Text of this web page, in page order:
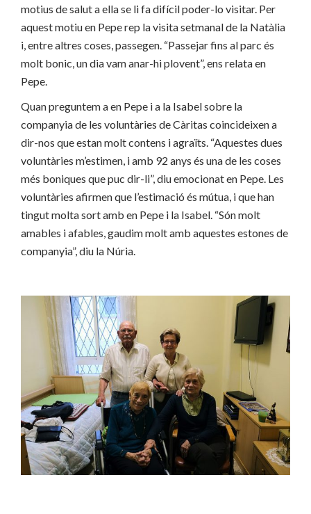
motius de salut a ella se li fa difícil poder-lo visitar. Per
aquest motiu en Pepe rep la visita setmanal de la Natàlia
i, entre altres coses, passegen. “Passejar fins al parc és
molt bonic, un dia vam anar-hi plovent”, ens relata en
Pepe.
Quan preguntem a en Pepe i a la Isabel sobre la
companyia de les voluntàries de Càritas coincideixen a
dir-nos que estan molt contens i agraïts. “Aquestes dues
voluntàries m’estimen, i amb 92 anys és una de les coses
més boniques que puc dir-li”, diu emocionat en Pepe. Les
voluntàries afirmen que l’estimació és mútua, i que han
tingut molta sort amb en Pepe i la Isabel. “Són molt
amables i afables, gaudim molt amb aquestes estones de
companyia”, diu la Núria.